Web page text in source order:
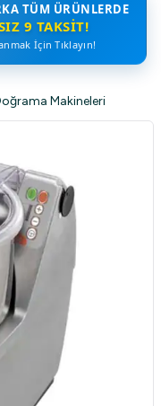
TÜM ÜRÜNLERDE
9 TAKSIT!
İçin Tıklayın!
Makineleri